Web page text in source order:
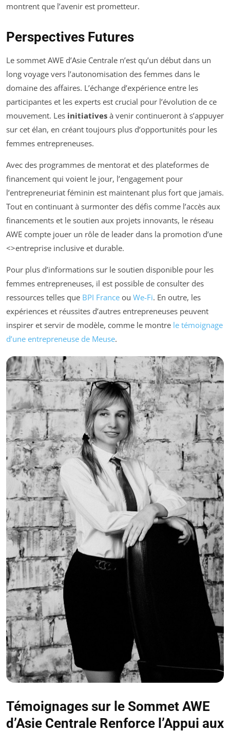
montrent que l’avenir est prometteur.
Perspectives Futures
Le sommet AWE d’Asie Centrale n’est qu’un début dans un
long voyage vers l’autonomisation des femmes dans le
domaine des affaires. L’échange d’expérience entre les
participantes et les experts est crucial pour l’évolution de ce
mouvement. Les initiatives à venir continueront à s’appuyer
sur cet élan, en créant toujours plus d’opportunités pour les
femmes entrepreneuses.
Avec des programmes de mentorat et des plateformes de
financement qui voient le jour, l’engagement pour
l’entrepreneuriat féminin est maintenant plus fort que jamais.
Tout en continuant à surmonter des défis comme l’accès aux
financements et le soutien aux projets innovants, le réseau
AWE compte jouer un rôle de leader dans la promotion d’une
<>entreprise inclusive et durable.
Pour plus d’informations sur le soutien disponible pour les
femmes entrepreneuses, il est possible de consulter des
ressources telles que BPI France ou We-Fi. En outre, les
expériences et réussites d’autres entrepreneuses peuvent
inspirer et servir de modèle, comme le montre le témoignage
d’une entrepreneuse de Meuse.
Témoignages sur le Sommet AWE
d’Asie Centrale Renforce l’Appui aux